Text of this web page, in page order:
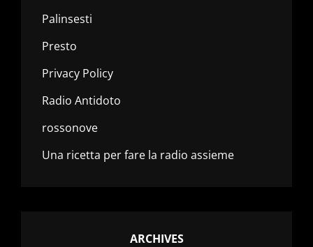
Palinsesti
Presto
Privacy Policy
Radio Antidoto
rossonove
Una ricetta per fare la radio assieme
ARCHIVES